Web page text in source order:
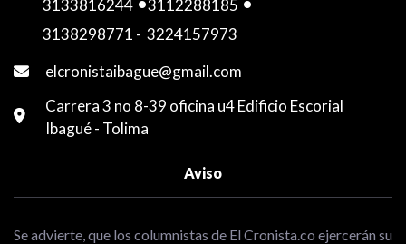
3133816244 -3112288185 -
3138298771 - 3224157973
elcronistaibague@gmail.com
Carrera 3 no 8-39 oficina u4 Edificio Escorial
Ibagué - Tolima
Aviso
Se advierte, que los columnistas de El Cronista.co ejercerán su